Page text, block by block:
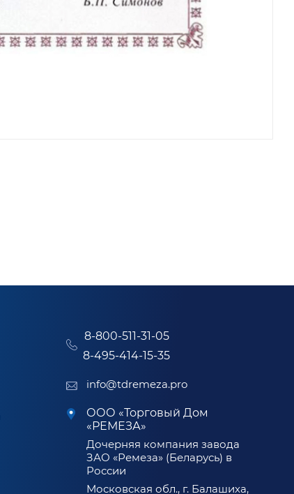
8-800-511-31-05
8-495-414-15-35
info@tdremeza.pro
ООО «Торговый Дом
«РЕМЕЗА»
Дочерняя компания завода
ЗАО «Ремеза» (Беларусь) в
России
Московская обл., г. Балашиха,